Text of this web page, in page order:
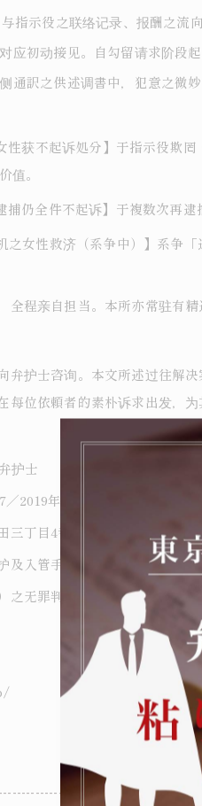
指示役之联络记录、报酬之流
应初动接见。自勾留请求阶段
通訳之供述调書中，犯意之微
性获不起诉処分】于指示役欺
值。
捕仍全件不起诉】于複数次再
之女性救济（系争中）】系争
程亲自担当。本所亦常驻有精
弁护士咨询。本文所述过往解
位依頼者的素朴诉求出发，为
护士
2019年注册）
丁目4番10号 布施大厦本馆3楼
及入管手续为主要注力领域。
无罪判决获取、特殊诈欺案